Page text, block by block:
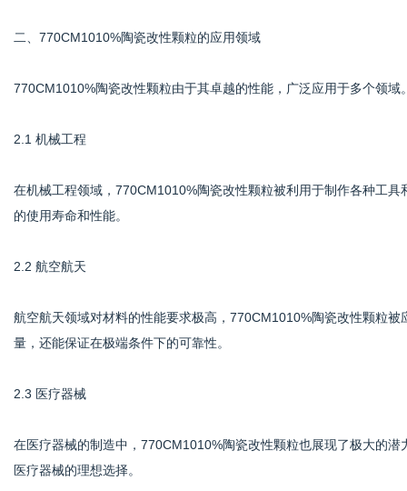
二、770CM1010%陶瓷改性颗粒的应用领域
770CM1010%陶瓷改性颗粒由于其卓越的性能，广泛应用于多个领域
2.1 机械工程
在机械工程领域，770CM1010%陶瓷改性颗粒被利用于制作各种工
的使用寿命和性能。
2.2 航空航天
航空航天领域对材料的性能要求极高，770CM1010%陶瓷改性颗粒
量，还能保证在极端条件下的可靠性。
2.3 医疗器械
在医疗器械的制造中，770CM1010%陶瓷改性颗粒也展现了极大的
医疗器械的理想选择。